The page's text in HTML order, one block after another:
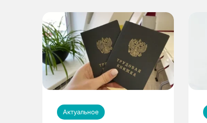
Актуальное